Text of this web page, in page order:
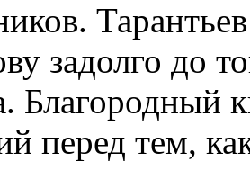
задолго до
Благородный
перед тем,